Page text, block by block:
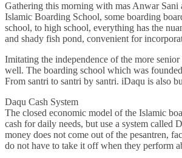
Gathering this morning with mas Anwar
Islamic Boarding School, some boarding
school, to high school, everything has the
and shady fish pond, convenient for
Imitating the independence of the more
well. The boarding school which was
From santri to santri by santri. iDaqu is also
Daqu Cash System
The closed economic model of the Islamic
cash for daily needs, but use a system called
money does not come out of the pesantren,
do not have to take it off when they perform